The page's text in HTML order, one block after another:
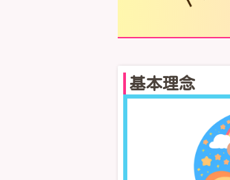
基本理念